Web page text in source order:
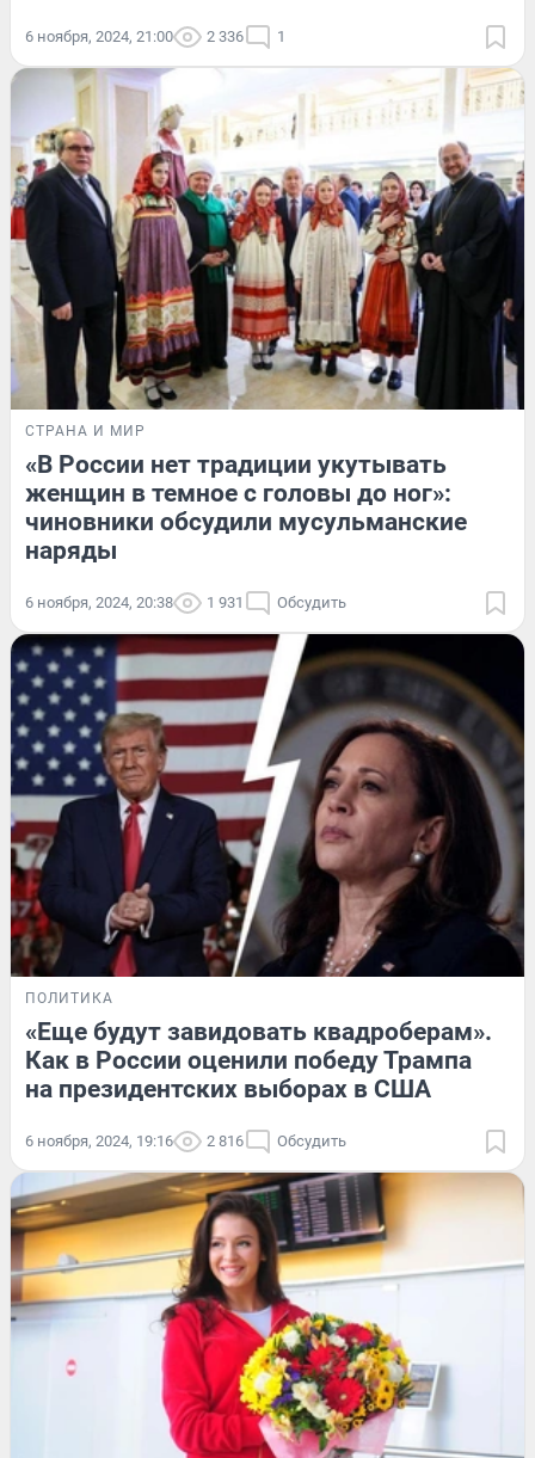
6 ноября, 2024, 21:00 2 336 1
СТРАНА И МИР
«В России нет традиции укутывать
женщин в темное с головы до ног»:
чиновники обсудили мусульманские
наряды
6 ноября, 2024, 20:38 1 931 Обсудить
ПОЛИТИКА
«Еще будут завидовать квадроберам».
Как в России оценили победу Трампа
на президентских выборах в США
6 ноября, 2024, 19:16 2 816 Обсудить